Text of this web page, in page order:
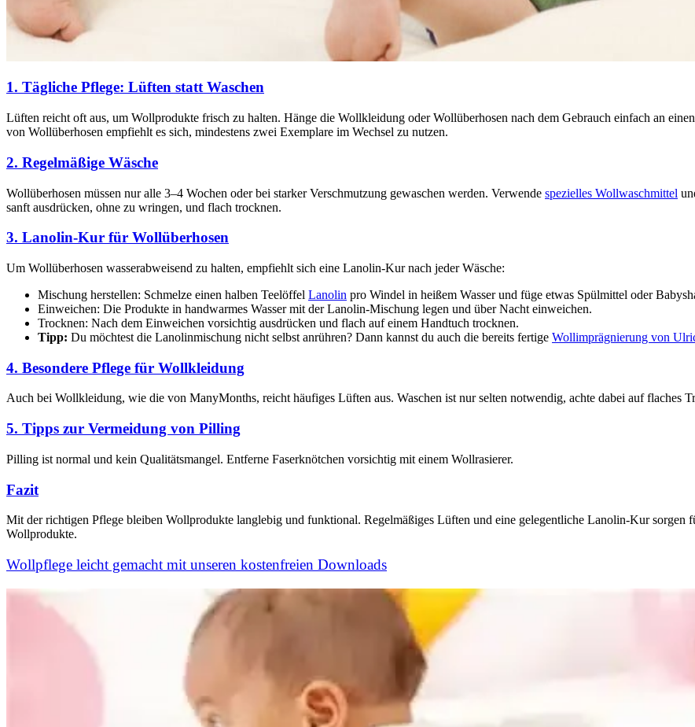
1. Tägliche Pflege: Lüften statt Waschen
Lüften reicht oft aus, um Wollprodukte frisch zu halten. Hänge die Wollkleidung oder Wollüberhosen nach dem Gebrauch einfach an
von Wollüberhosen empfiehlt es sich, mindestens zwei Exemplare im Wechsel zu nutzen.
2. Regelmäßige Wäsche
Wollüberhosen müssen nur alle 3–4 Wochen oder bei starker Verschmutzung gewaschen werden. Verwende spezielles Wollwaschmittel
sanft ausdrücken, ohne zu wringen, und flach trocknen.
3. Lanolin-Kur für Wollüberhosen
Um Wollüberhosen wasserabweisend zu halten, empfiehlt sich eine Lanolin-Kur nach jeder Wäsche:
Mischung herstellen: Schmelze einen halben Teelöffel Lanolin pro Windel in heißem Wasser und füge etwas Spülmittel oder
Einweichen: Die Produkte in handwarmes Wasser mit der Lanolin-Mischung legen und über Nacht einweichen.
Trocknen: Nach dem Einweichen vorsichtig ausdrücken und flach auf einem Handtuch trocknen.
Tipp: Du möchtest die Lanolinmischung nicht selbst anrühren? Dann kannst du auch die bereits fertige Wollimprägnierung von
4. Besondere Pflege für Wollkleidung
Auch bei Wollkleidung, wie die von ManyMonths, reicht häufiges Lüften aus. Waschen ist nur selten notwendig, achte dabei auf flaches
5. Tipps zur Vermeidung von Pilling
Pilling ist normal und kein Qualitätsmangel. Entferne Faserknötchen vorsichtig mit einem Wollrasierer.
Fazit
Mit der richtigen Pflege bleiben Wollprodukte langlebig und funktional. Regelmäßiges Lüften und eine gelegentliche Lanolin-Kur sorgen
Wollprodukte.
Wollpflege leicht gemacht mit unseren kostenfreien Downloads